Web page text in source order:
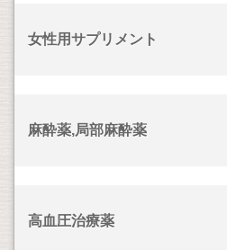
女性用サプリメント
麻酔薬,局部麻酔薬
高血圧治療薬